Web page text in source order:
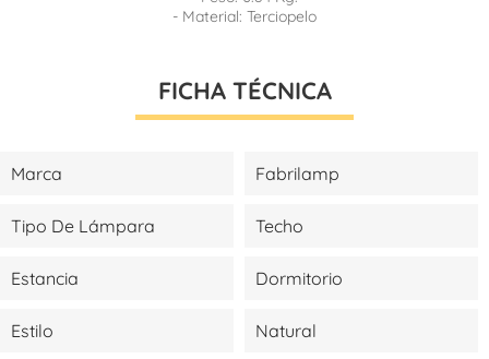
- Material: Terciopelo
FICHA TÉCNICA
Marca Fabrilamp
Tipo De Lámpara Techo
Estancia Dormitorio
Estilo Natural